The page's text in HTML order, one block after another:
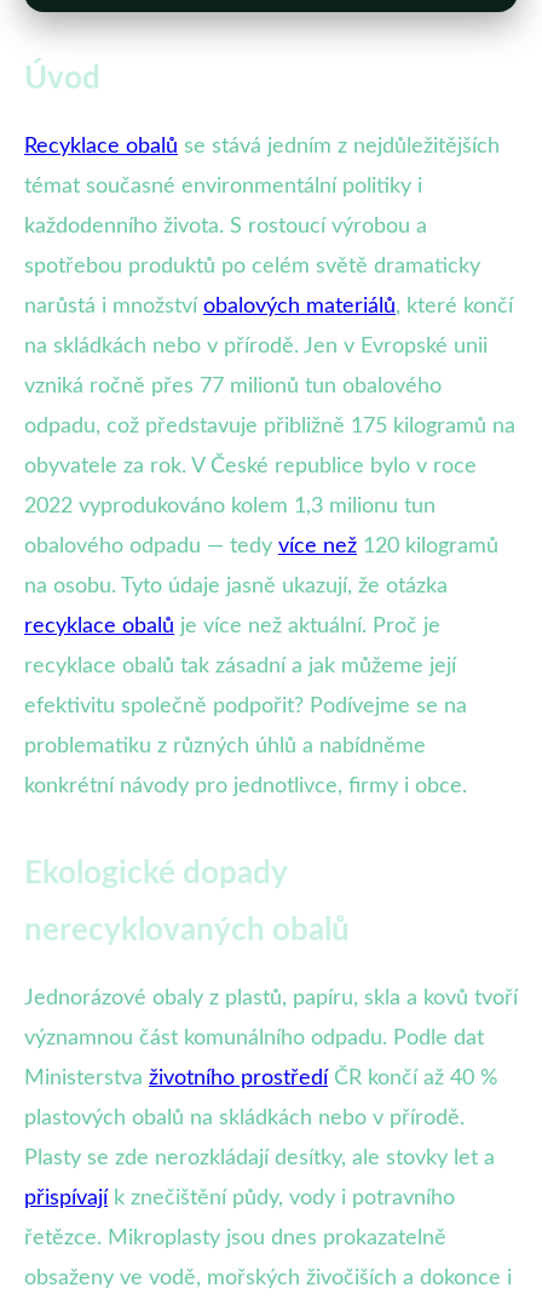
Úvod
Recyklace obalů se stává jedním z nejdůležitějších
témat současné environmentální politiky i
každodenního života. S rostoucí výrobou a
spotřebou produktů po celém světě dramaticky
narůstá i množství obalových materiálů, které končí
na skládkách nebo v přírodě. Jen v Evropské unii
vzniká ročně přes 77 milionů tun obalového
odpadu, což představuje přibližně 175 kilogramů na
obyvatele za rok. V České republice bylo v roce
2022 vyprodukováno kolem 1,3 milionu tun
obalového odpadu — tedy více než 120 kilogramů
na osobu. Tyto údaje jasně ukazují, že otázka
recyklace obalů je více než aktuální. Proč je
recyklace obalů tak zásadní a jak můžeme její
efektivitu společně podpořit? Podívejme se na
problematiku z různých úhlů a nabídněme
konkrétní návody pro jednotlivce, firmy i obce.
Ekologické dopady
nerecyklovaných obalů
Jednorázové obaly z plastů, papíru, skla a kovů tvoří
významnou část komunálního odpadu. Podle dat
Ministerstva životního prostředí ČR končí až 40 %
plastových obalů na skládkách nebo v přírodě.
Plasty se zde nerozkládají desítky, ale stovky let a
přispívají k znečištění půdy, vody i potravního
řetězce. Mikroplasty jsou dnes prokazatelně
obsaženy ve vodě, mořských živočiších a dokonce i